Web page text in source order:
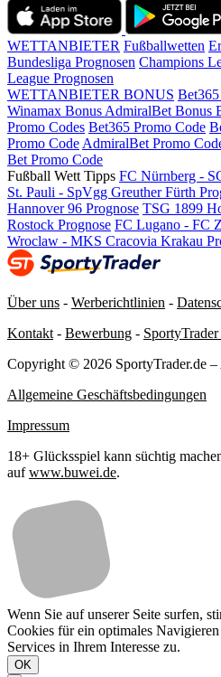
WETTANBIETER Fußballwetten
Bundesliga Prognosen Champions
League Prognosen
WETTANBIETER BONUS
Winamax Bonus AdmiralBet Bonus
Promo Codes Bet365 Promo Code
Promo Code AdmiralBet Promo
Bet Promo Code
Fußball Wett Tipps FC Nürnberg -
St. Pauli - SpVgg Greuther Fürth
Hannover 96 Prognose TSG 1899
Rostock Prognose FC Lugano - FC
Wroclaw - MKS Cracovia Krakau
Über uns - Werberichtlinien -
Kontakt - Bewerbung -
Copyright © 2026 SportyTrader.de –
Allgemeine Geschäftsbedingungen
Impressum
18+ Glücksspiel kann süchtig
aufwww.buwei.de.
Wenn Sie auf unserer Seite surfen,
Cookies für ein optimales Navigieren
Services in Ihrem Interesse zu.
OK